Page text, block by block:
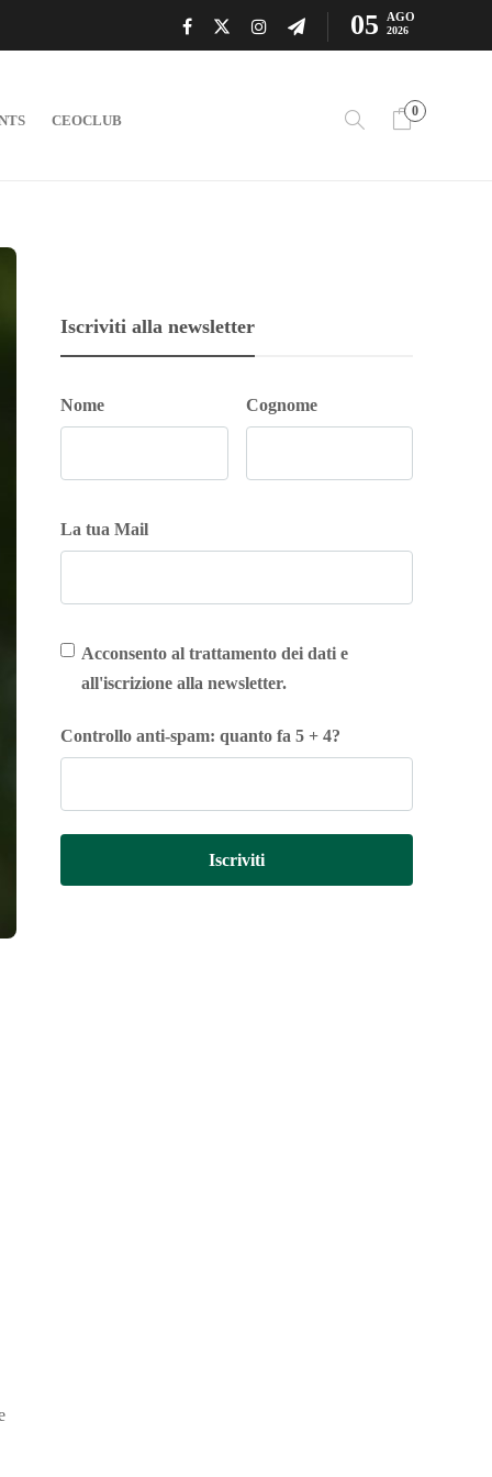
05 AGO
2026
CEOCLUB
0
Iscriviti alla newsletter
Nome Cognome
La tua Mail
Acconsento al trattamento dei dati e
all'iscrizione alla newsletter.
Controllo anti-spam: quanto fa 5 + 4?
Iscriviti